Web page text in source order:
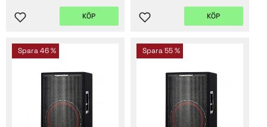
Lägg till i favoriter
KÖP
Lägg till i favoriter
KÖP
Spara46 % Spara55 %